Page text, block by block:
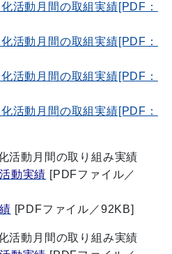
活動月間の取組実績[PDF：
活動月間の取組実績[PDF：
活動月間の取組実績[PDF：
活動月間の取組実績[PDF：
動月間の取り組み実績
動実績 [PDFファイル／
[PDFファイル／92KB]
動月間の取り組み実績